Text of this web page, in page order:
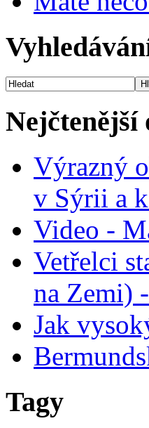
Nejčtenější
Výrazný
v Sýrii a
Video -
Vetřelci
na Zemi)
Jak
Tagy